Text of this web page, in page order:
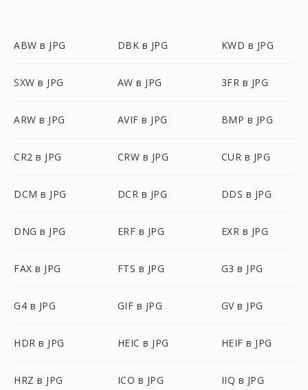
ABW в JPG DBK в JPG KWD в JPG
SXW в JPG AW в JPG 3FR в JPG
ARW в JPG AVIF в JPG BMP в JPG
CR2 в JPG CRW в JPG CUR в JPG
DCM в JPG DCR в JPG DDS в JPG
DNG в JPG ERF в JPG EXR в JPG
FAX в JPG FTS в JPG G3 в JPG
G4 в JPG GIF в JPG GV в JPG
HDR в JPG HEIC в JPG HEIF в JPG
HRZ в JPG ICO в JPG IIQ в JPG